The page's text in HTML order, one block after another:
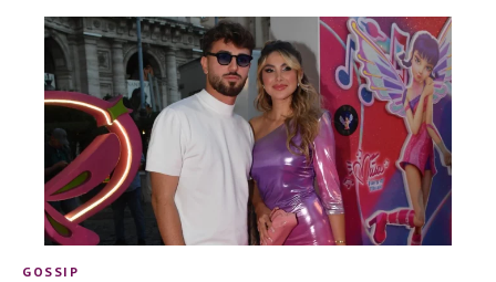
GOSSIP